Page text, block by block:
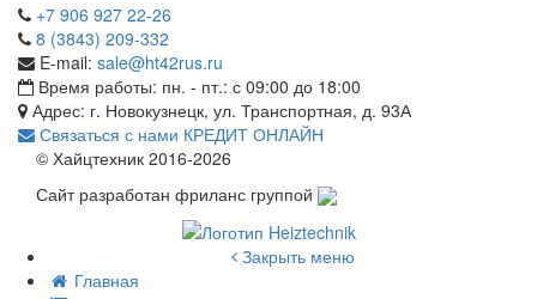
+7 906 927 22-26
8 (3843) 209-332
E-mail: sale@ht42rus.ru
Время работы: пн. - пт.: с 09:00 до 18:00
Адрес: г. Новокузнецк, ул. Транспортная, д. 93А
Связаться с нами КРЕДИТ ОНЛАЙН
© Хайцтехник 2016-2026
Сайт разработан фриланс группой
Закрыть меню
Главная